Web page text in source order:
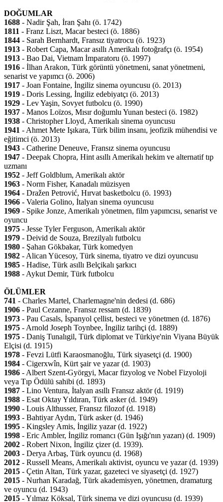
DOĞUMLAR
1688 - Nadir Şah, İran Şahı (ö. 1742)
1811 - Franz Liszt, Macar besteci (ö. 1886)
1844 - Sarah Bernhardt, Fransız tiyatrocu (ö. 1923)
1913 - Robert Capa, Macar asıllı Amerikalı fotoğrafçı (ö. 1954)
1913 - Bao Dai, Vietnam İmparatoru (ö. 1997)
1916 - İlhan Arakon, Türk görüntü yönetmeni, sanat yönetmeni,
senarist ve yapımcı (ö. 2006)
1917 - Joan Fontaine, İngiliz sinema oyuncusu (ö. 2013)
1919 - Doris Lessing, İngiliz edebiyatçı (ö. 2013)
1929 - Lev Yaşin, Sovyet futbolcu (ö. 1990)
1937 - Manos Loïzos, Mısır doğumlu Yunan besteci (ö. 1982)
1938 - Christopher Lloyd, Amerikalı sinema oyuncusu
1941 - Ahmet Mete Işıkara, Türk bilim insanı, jeofizik mühendisi ve
eğitimci (ö. 2013)
1943 - Catherine Deneuve, Fransız sinema oyuncusu
1947 - Deepak Chopra, Hint asıllı Amerikalı hekim ve alternatif tıp
uzmanı
1952 - Jeff Goldblum, Amerikalı aktör
1963 - Norm Fisher, Kanadalı müzisyen
1964 - Dražen Petrović, Hırvat basketbolcu (ö. 1993)
1966 - Valeria Golino, İtalyan sinema oyuncusu
1969 - Spike Jonze, Amerikalı yönetmen, film yapımcısı, senarist ve
oyuncu
1975 - Jesse Tyler Ferguson, Amerikalı aktör
1979 - Deivid de Souza, Brezilyalı futbolcu
1980 - Şahan Gökbakar, Türk komedyen
1982 - Alican Yücesoy, Türk sinema, tiyatro ve dizi oyuncusu
1985 - Hadise, Türk asıllı Belçikalı şarkıcı
1988 - Aykut Demir, Türk futbolcu
ÖLÜMLER
741 - Charles Martel, Charlemagne'nin dedesi (d. 686)
1906 - Paul Cezanne, Fransız ressam (d. 1839)
1973 - Pau Casals, İspanyol çellist, besteci ve yönetmen (d. 1876)
1975 - Arnold Joseph Toynbee, İngiliz tarihçi (d. 1889)
1975 - Daniş Tunalıgil, Türk diplomat ve Türkiye'nin Viyana Büyük
Elçisi (d. 1915)
1978 - Fevzi Lütfi Karaosmanoğlu, Türk siyasetçi (d. 1900)
1984 - Cigerxwîn, Kürt şair ve yazar (d. 1903)
1986 - Albert Szent-Györgyi, Macar fizyolog ve Nobel Fizyoloji
veya Tıp Ödülü sahibi (d. 1893)
1987 - Lino Ventura, İtalyan asıllı Fransız aktör (d. 1919)
1988 - Esat Oktay Yıldıran, Türk asker (d. 1949)
1990 - Louis Althusser, Fransız filozof (d. 1918)
1993 - Bahtiyar Aydın, Türk asker (d. 1946)
1995 - Kingsley Amis, İngiliz yazar (d. 1922)
1998 - Eric Ambler, İngiliz romancı (Gün Işığı'nın yazarı) (d. 1909)
2002 - Robert Nixon, İngiliz çizer (d. 1939).
2003 - Derya Arbaş, Türk oyuncu (d. 1968)
2012 - Russell Means, Amerikalı aktivist, oyuncu ve yazar (d. 1939)
2015 - Çetin Altan, Türk yazar, gazeteci ve siyasetçi (d. 1927)
2015 - Nurhan Karadağ, Türk akademisyen, yönetmen, dramaturg
ve oyuncu (d. 1943)
2015 - Yılmaz Köksal, Türk sinema ve dizi oyuncusu (d. 1939)